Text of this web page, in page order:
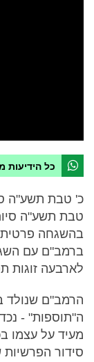
כל
כ' טבת תשע"ה
טבת תשע"ה
בהשגחה פרטית
ברמב"ם עם
לארבעה זוגות
הרמב"ם שנולד
ה"תוספות" -
מעיד על עצמו
סידור